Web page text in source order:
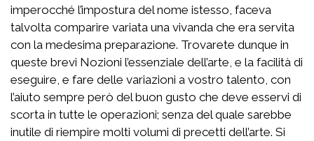
imperocché l’impostura del nome istesso, faceva
talvolta comparire variata una vivanda che era servita
con la medesima preparazione. Trovarete dunque in
queste brevi Nozioni l’essenziale dell’arte, e la facilità di
eseguire, e fare delle variazioni a vostro talento, con
l’aiuto sempre però del buon gusto che deve esservi di
scorta in tutte le operazioni; senza del quale sarebbe
inutile di riempire molti volumi di precetti dell’arte. Si